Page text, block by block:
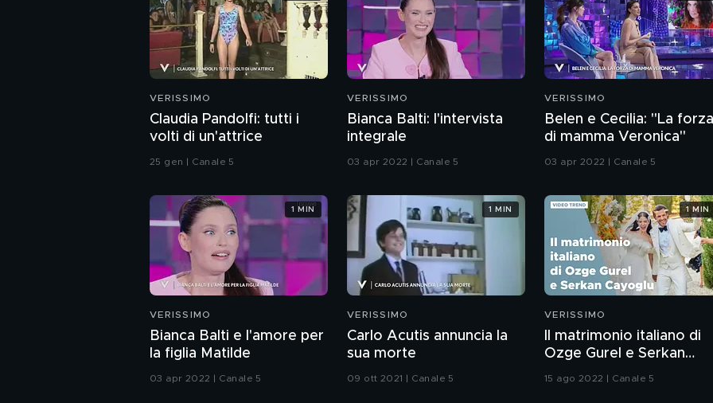
VERISSIMO
Claudia Pandolfi: tutti i
volti di un'attrice
25 gen | Canale 5
VERISSIMO
Bianca Balti: l'intervista
integrale
03 apr 2022 | Canale 5
VERISSIMO
Belen e Cecilia: "La forza
di mamma Veronica"
03 apr 2022 | Canale 5
VERISSIMO
Bianca Balti e l'amore per
la figlia Matilde
03 apr 2022 | Canale 5
1 MIN
VERISSIMO
Carlo Acutis annuncia la
sua morte
09 ott 2021 | Canale 5
1 MIN
VERISSIMO
Il matrimonio italiano di
Ozge Gurel e Serkan
15 ago 2022 | Canale 5
1 MIN